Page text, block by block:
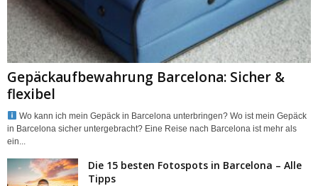
Gepäckaufbewahrung Barcelona: Sicher &
flexibel
Wo kann ich mein Gepäck in Barcelona unterbringen? Wo ist mein Gepäck
in Barcelona sicher untergebracht? Eine Reise nach Barcelona ist mehr als
ein...
Die 15 besten Fotospots in Barcelona – Alle
Tipps